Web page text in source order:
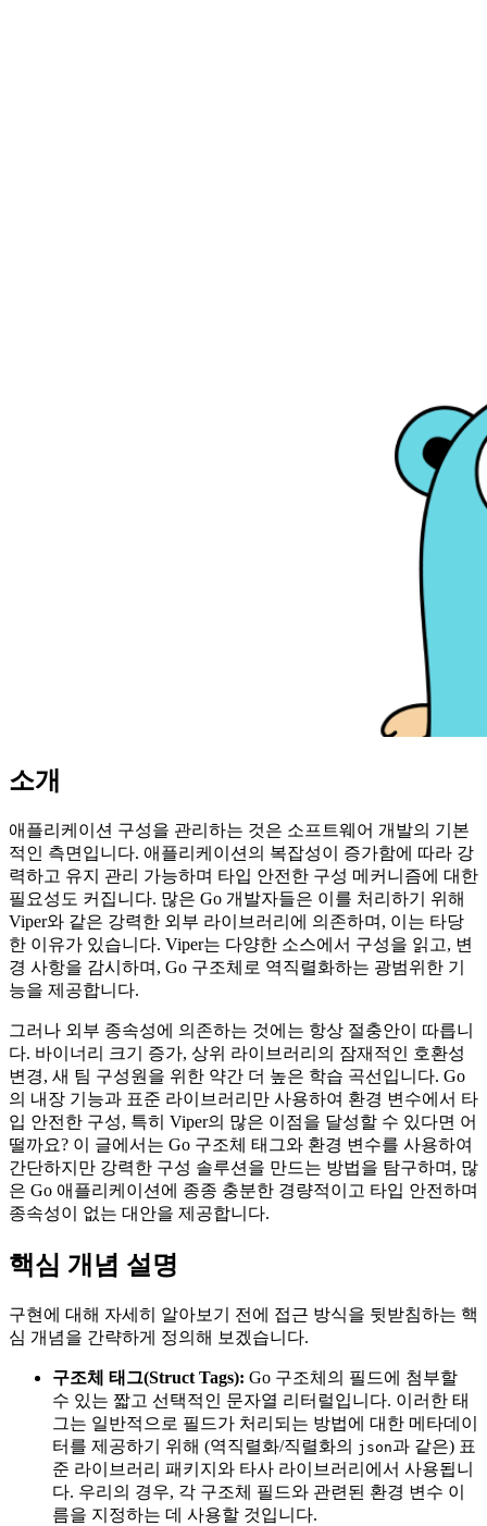
소개
애플리케이션 구성을 관리하는 것은 소프트웨어 개발의 기본
적인 측면입니다. 애플리케이션의 복잡성이 증가함에 따라 강
력하고 유지 관리 가능하며 타입 안전한 구성 메커니즘에 대한
필요성도 커집니다. 많은 Go 개발자들은 이를 처리하기 위해
Viper와 같은 강력한 외부 라이브러리에 의존하며, 이는 타당
한 이유가 있습니다. Viper는 다양한 소스에서 구성을 읽고, 변
경 사항을 감시하며, Go 구조체로 역직렬화하는 광범위한 기
능을 제공합니다.
그러나 외부 종속성에 의존하는 것에는 항상 절충안이 따릅니
다. 바이너리 크기 증가, 상위 라이브러리의 잠재적인 호환성
변경, 새 팀 구성원을 위한 약간 더 높은 학습 곡선입니다. Go
의 내장 기능과 표준 라이브러리만 사용하여 환경 변수에서 타
입 안전한 구성, 특히 Viper의 많은 이점을 달성할 수 있다면 어
떨까요? 이 글에서는 Go 구조체 태그와 환경 변수를 사용하여
간단하지만 강력한 구성 솔루션을 만드는 방법을 탐구하며, 많
은 Go 애플리케이션에 종종 충분한 경량적이고 타입 안전하며
종속성이 없는 대안을 제공합니다.
핵심 개념 설명
구현에 대해 자세히 알아보기 전에 접근 방식을 뒷받침하는 핵
심 개념을 간략하게 정의해 보겠습니다.
구조체 태그(Struct Tags): Go 구조체의 필드에 첨부할
수 있는 짧고 선택적인 문자열 리터럴입니다. 이러한 태
그는 일반적으로 필드가 처리되는 방법에 대한 메타데이
터를 제공하기 위해 (역직렬화/직렬화의 json과 같은) 표
준 라이브러리 패키지와 타사 라이브러리에서 사용됩니
다. 우리의 경우, 각 구조체 필드와 관련된 환경 변수 이
름을 지정하는 데 사용할 것입니다.